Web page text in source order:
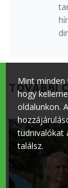
TOVÁBBI
Mint minden
hogy
oldalunkon.
tudnivalókat
találsz.